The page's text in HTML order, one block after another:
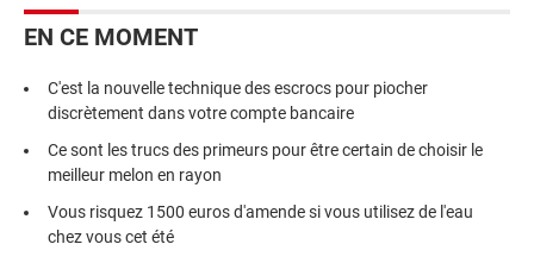
EN CE MOMENT
C'est la nouvelle technique des escrocs pour piocher
discrètement dans votre compte bancaire
Ce sont les trucs des primeurs pour être certain de choisir le
meilleur melon en rayon
Vous risquez 1500 euros d'amende si vous utilisez de l'eau
chez vous cet été